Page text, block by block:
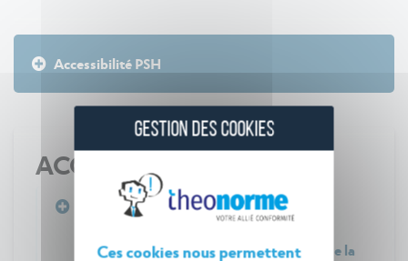
Accessibilité PSH
ACCESSIBILITÉ PSH
Arrêté du 26 février 2007 fixant les
dispositions prises pour l'application des
articles R. 111-18-8 et R. 111-18-9 du code de la
GESTION DES COOKIES
Ces cookies nous permettent